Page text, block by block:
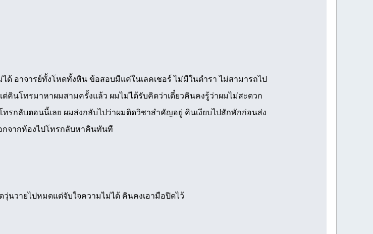
ด้ อาจารย์ทั้งโหดทั้งหิน ข้อสอบมีแค่ในเลคเชอร์ ไม่มีในตำรา ไม่สามารถไป
คินโทรมาหาผมสามครั้งแล้ว ผมไม่ได้รับคิดว่าเดี๋ยวคินคงรู้ว่าผมไม่สะดวก
รกลับตอนนี้เลย ผมส่งกลับไปว่าผมติดวิชาสำคัญอยู่ คินเงียบไปสักพักก่อนส่ง
กจากห้องไปโทรกลับหาคินทันที
วุ่นวายไปหมดแต่จับใจความไม่ได้ คินคงเอามือปิดไว้